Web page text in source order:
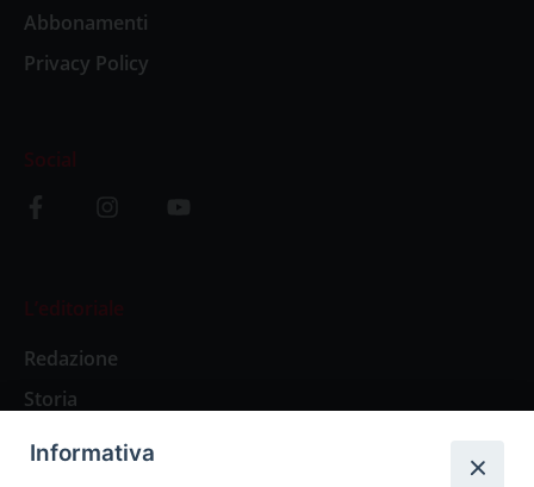
Abbonamenti
Privacy Policy
Social
L’editoriale
Redazione
Storia
Informativa